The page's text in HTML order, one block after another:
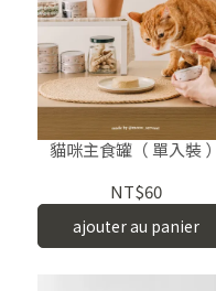
貓咪主食罐（ 單入裝 ）
NT$60
ajouter au panier